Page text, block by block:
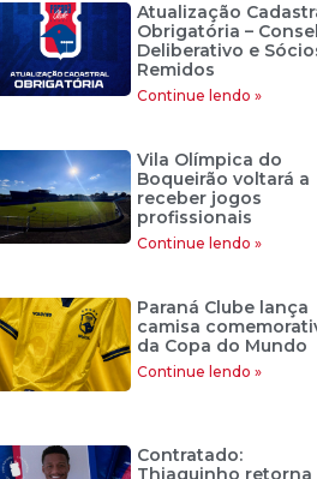
Atualização
Obrigatória –
Deliberativo e
Remidos
Continue lendo »
Vila Olímpica do
Boqueirão voltará a
receber jogos
profissionais
Continue lendo »
Paraná Clube lança
camisa
da Copa do Mundo
Continue lendo »
Contratado:
Thiaguinho retorna